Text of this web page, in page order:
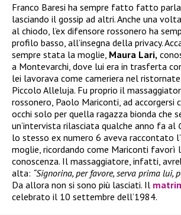
Franco Baresi ha sempre fatto fatto
lasciando il gossip ad altri. Anche una
al chiodo, l’ex difensore rossonero ha
profilo basso, all’insegna della privacy.
sempre stata la moglie, Maura Lari,
a Montevarchi, dove lui era in trasferta
lei lavorava come cameriera nel
Piccolo Alleluja. Fu proprio il
rossonero, Paolo Mariconti, ad accorgersi
occhi solo per quella ragazza bionda che
un’intervista rilasciata qualche anno fa al
lo stesso ex numero 6 aveva raccontato
moglie, ricordando come Mariconti favorì
conoscenza. Il massaggiatore, infatti,
alta: “Signorina, per favore, serva prima lui,
Da allora non si sono più lasciati. Il
celebrato il 10 settembre dell’1984.